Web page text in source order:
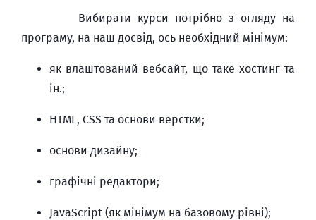
Вибирати курси потрібно з огляду на
програму, на наш досвід, ось необхідний мінімум:
як влаштований вебсайт, що таке хостинг та
ін.;
HTML, CSS та основи верстки;
основи дизайну;
графічні редактори;
JavaScript (як мінімум на базовому рівні);